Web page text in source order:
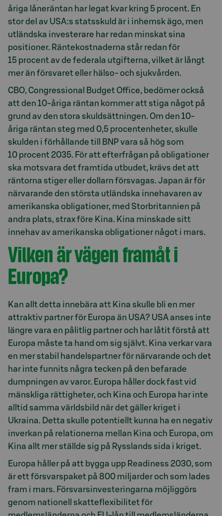
åriga låneräntan har legat kvar kring 5 procent. En
stor del av USA:s statsskuld är i inhemsk ägo, men
utländska investerare har redan minskat sina
positioner. Räntekostnaderna står redan för
15 procent av de federala utgifterna, vilket är långt
mer än försvaret eller hälso- och sjukvården.
CBO, Congressional Budget Office, bedömer också
att den 10-åriga räntan kommer att stiga något på
grund av den stora skuldsättningen. Om den 10-
åriga räntan steg med 0,5 procentenheter, skulle
skulden i förhållande till BNP vara så hög som
10 procent 2035. För att efterfrågan på obligationer
ska motsvara det framtida utbudet, krävs det att
räntorna stiger eller dollarn försvagas. Japan är för
närvarande den största utländska innehavaren av
amerikanska obligationer, med Storbritannien på
andra plats, strax före Kina. Kina minskade sitt
innehav av amerikanska obligationer något i mars.
Vilken är vägen framåt i
Europa?
Kan allt detta innebära att Kina skulle bli en mer
attraktiv partner för Europa än USA? USA anses inte
längre vara en pålitlig partner och har låtit förstå att
Europa måste ta hand om sig självt. Kina verkar vara
en mer stabil handelspartner för närvarande och det
har inte funnits några tecken på den befarade
dumpningen av varor. Europa håller dock fast vid
mänskliga rättigheter, och Kina och Europa har inte
alltid samma världsbild när det gäller kriget i
Ukraina. Detta skulle potentiellt kunna ha en negativ
inverkan på relationerna mellan Kina och Europa, om
Kina allt mer ställde sig på Rysslands sida i kriget.
Europa håller på att bygga upp Readiness 2030, som
är ett försvarspaket på 800 miljarder och som lades
fram i mars. Försvarsinvesteringarna möjliggörs
genom nationell skatteflexibilitet för